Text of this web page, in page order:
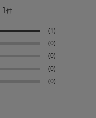
1件
(1)
(0)
(0)
(0)
(0)